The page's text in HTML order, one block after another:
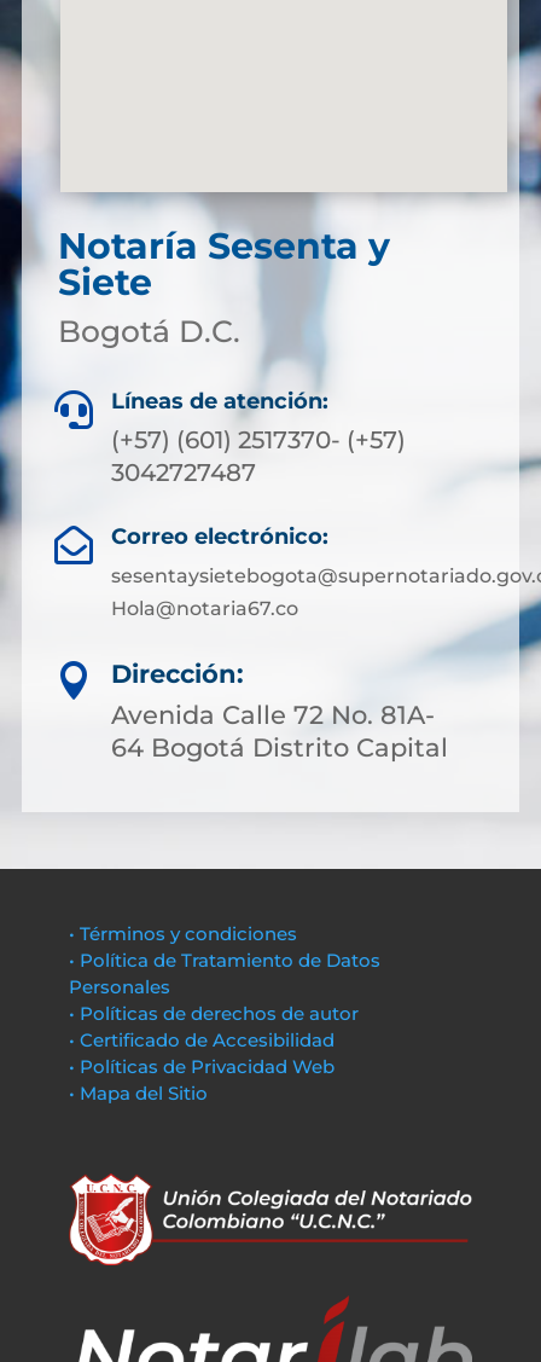
Notaría Sesenta y
Siete
Bogotá D.C.
 Líneas de atención:
(+57) (601) 2517370- (+57)
3042727487
 Correo electrónico:
Hola@notaria67.co

Dirección:
Avenida Calle 72 No. 81A-
64 Bogotá Distrito Capital
• Términos y condiciones
• Política de Tratamiento de Datos
Personales
• Políticas de derechos de autor
• Certificado de Accesibilidad
• Políticas de Privacidad Web
• Mapa del Sitio